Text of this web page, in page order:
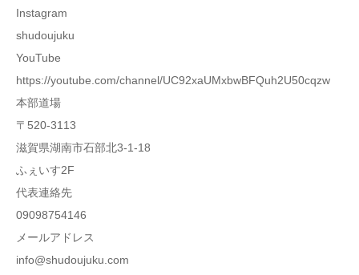
Instagram
shudoujuku
YouTube
https://youtube.com/channel/UC92xaUMxbwBFQuh2U50cqzw
本部道場
〒520-3113
滋賀県湖南市石部北3-1-18
ふぇいす2F
代表連絡先
09098754146
メールアドレス
info@shudoujuku.com